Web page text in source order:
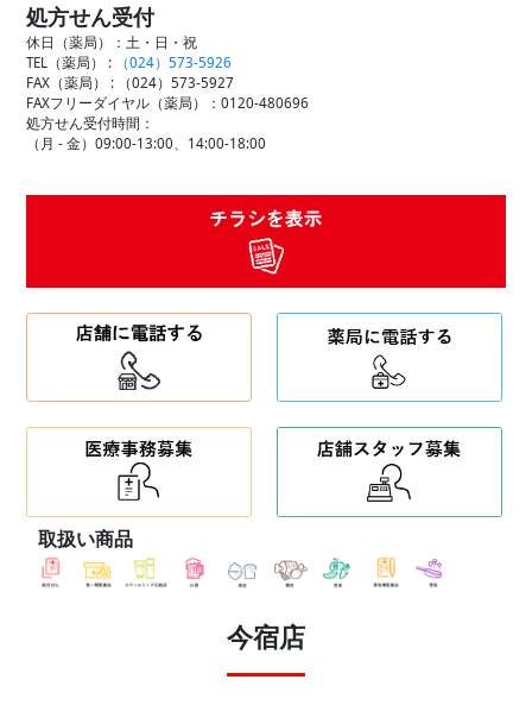
処方せん受付
休日（薬局）：土・日・祝
TEL（薬局） :
（024）573-5926
FAX（薬局） :
（024）573-5927
FAXフリーダイヤル（薬局）：0120-480696
処方せん受付時間：
（月 - 金）09:00-13:00、14:00-18:00
取扱い商品
今宿店